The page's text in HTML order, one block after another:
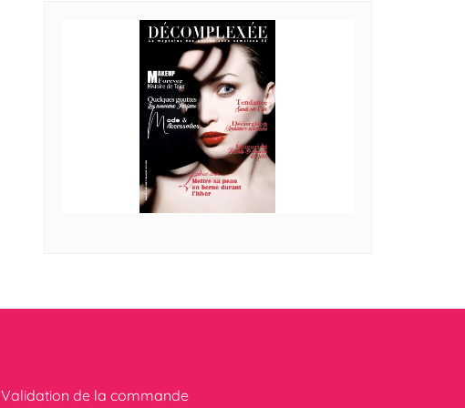
Validation de la commande